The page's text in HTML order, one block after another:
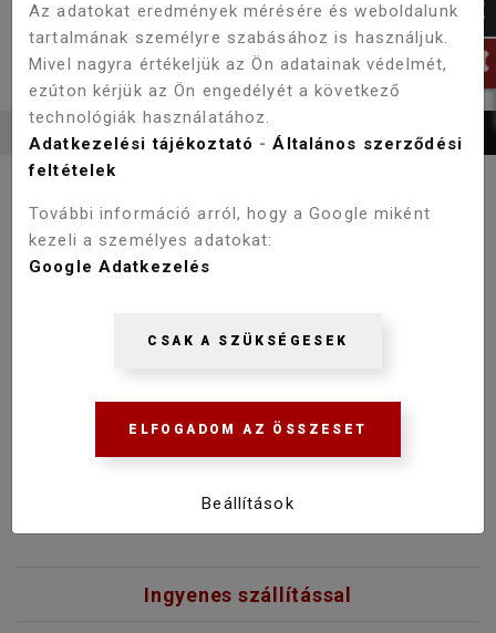
WELLIS W-DRAIN FOLYÓKA -
DOTS 100 CM WE00101
elérhetőségével kapcsolatosan!
43 130 Ft
Ingyenes szállítással
Az adatokat eredmények mérésére és weboldalunk
tartalmának személyre szabásához is használjuk.
Mivel nagyra értékeljük az Ön adatainak védelmét,
ezúton kérjük az Ön engedélyét a következő
technológiák használatához.
Adatkezelési tájékoztató -Általános szerződési
feltételek
További információ arról, hogy a Google miként
kezeli a személyes adatokat:
Google Adatkezelés
CSAK A SZÜKSÉGESEK
ELFOGADOM AZ ÖSSZESET
Beállítások